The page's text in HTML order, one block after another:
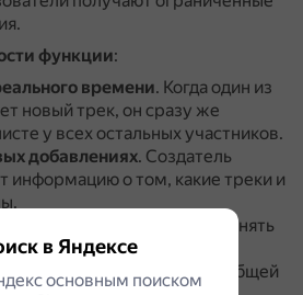
функции:
времени. Когда один из
новый трек, он сразу же
у всех остальных участников.
добавлениях. Создатель
информацию о том, какие треки и
треков
Порядок может менять
что обеспечивает
и организованность общей
в Яндексе
основным поиском